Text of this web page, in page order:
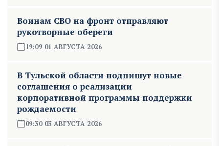
Воинам СВО на фронт отправляют
рукотворные обереги
19:09 01 АВГУСТА 2026
В Тульской области подпишут новые
соглашения о реализации
корпоративной программы поддержки
рождаемости
09:30 03 АВГУСТА 2026